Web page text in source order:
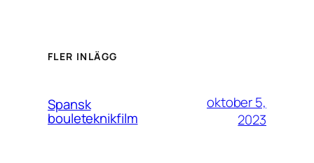
FLER INLÄGG
Spansk
bouleteknikfilm
oktober 5,
2023